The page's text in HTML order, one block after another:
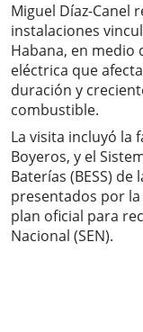
Miguel Díaz-Canel
instalaciones
Habana, en medio
eléctrica que
duración y
combustible.
La visita incluyó la
Boyeros, y el
Baterías (BESS)
presentados por
plan oficial para
Nacional (SEN).